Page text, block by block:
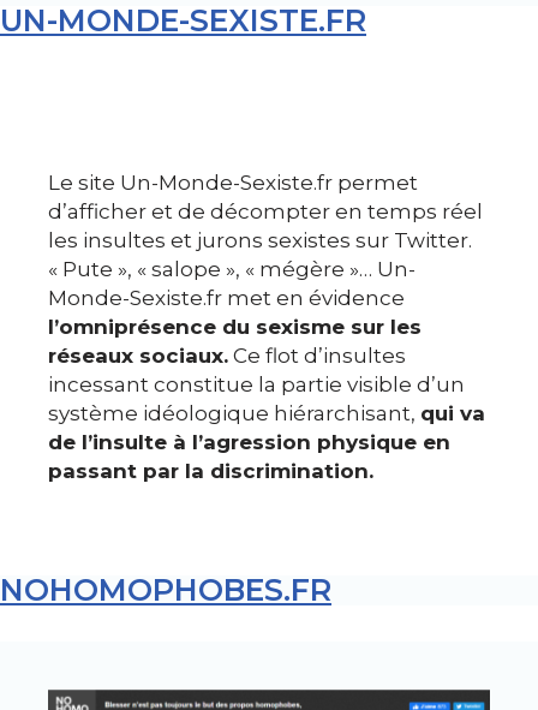
UN-MONDE-SEXISTE.FR
Le site Un-Monde-Sexiste.fr permet
d’afficher et de décompter en temps réel
les insultes et jurons sexistes sur Twitter.
« Pute », « salope », « mégère »… Un-
Monde-Sexiste.fr met en évidence
l’omniprésence du sexisme sur les
réseaux sociaux. Ce flot d’insultes
incessant constitue la partie visible d’un
système idéologique hiérarchisant, qui va
de l’insulte à l’agression physique en
passant par la discrimination.
NOHOMOPHOBES.FR